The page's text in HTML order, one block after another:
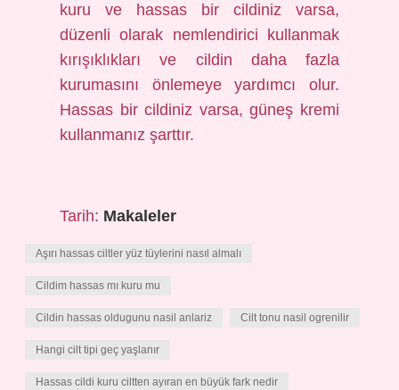
kuru ve hassas bir cildiniz varsa,
düzenli olarak nemlendirici kullanmak
kırışıklıkları ve cildin daha fazla
kurumasını önlemeye yardımcı olur.
Hassas bir cildiniz varsa, güneş kremi
kullanmanız şarttır.
Tarih: Makaleler
Aşırı hassas ciltler yüz tüylerini nasıl almalı
Cildim hassas mı kuru mu
Cildin hassas oldugunu nasil anlariz Cilt tonu nasil ogrenilir
Hangi cilt tipi geç yaşlanır
Hassas cildi kuru ciltten ayıran en büyük fark nedir